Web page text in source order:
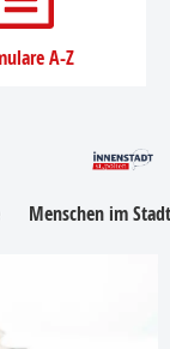
A-Z
Menschen im